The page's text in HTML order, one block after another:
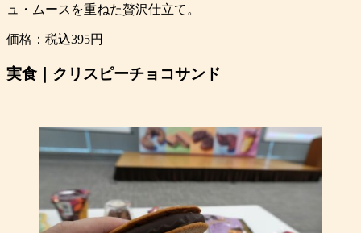
ュ・ムースを重ねた贅沢仕立て。
価格：税込395円
実食｜クリスピーチョコサンド